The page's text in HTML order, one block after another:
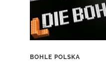
BOHLE POLSKA